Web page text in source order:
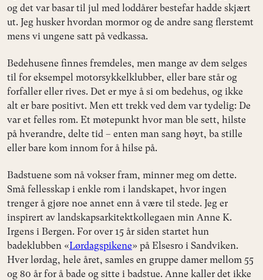
og det var basar til jul med loddårer bestefar hadde skjært
ut. Jeg husker hvordan mormor og de andre sang flerstemt
mens vi ungene satt på vedkassa.
Bedehusene finnes fremdeles, men mange av dem selges
til for eksempel motorsykkelklubber, eller bare står og
forfaller eller rives. Det er mye å si om bedehus, og ikke
alt er bare positivt. Men ett trekk ved dem var tydelig: De
var et felles rom. Et møtepunkt hvor man ble sett, hilste
på hverandre, delte tid – enten man sang høyt, ba stille
eller bare kom innom for å hilse på.
Badstuene som nå vokser fram, minner meg om dette.
Små fellesskap i enkle rom i landskapet, hvor ingen
trenger å gjøre noe annet enn å være til stede. Jeg er
inspirert av landskapsarkitektkollegaen min Anne K.
Irgens i Bergen. For over 15 år siden startet hun
badeklubben «Lørdagspikene» på Elsesro i Sandviken.
Hver lørdag, hele året, samles en gruppe damer mellom 55
og 80 år for å bade og sitte i badstue. Anne kaller det ikke